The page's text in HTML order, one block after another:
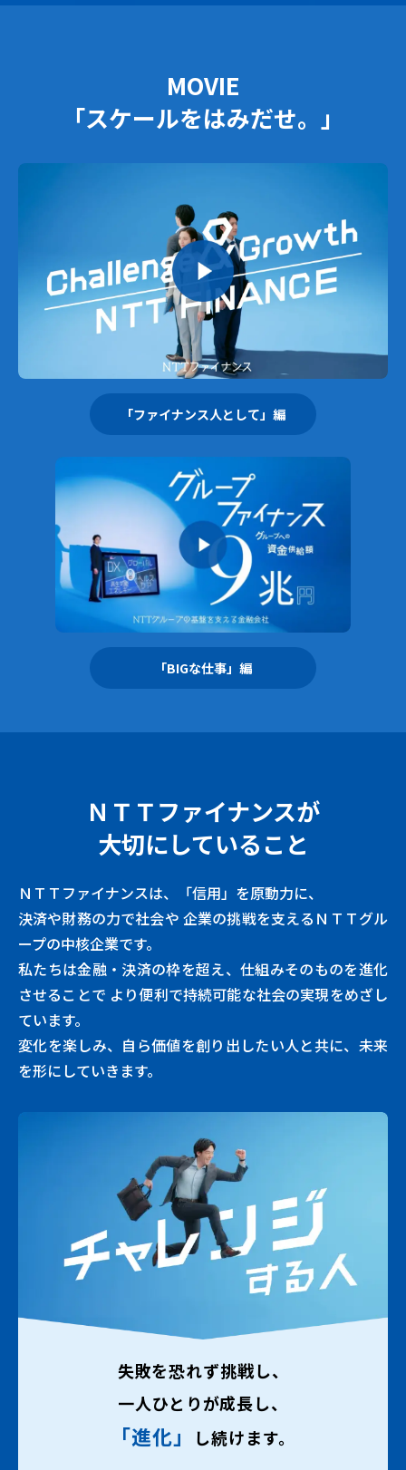
MOVIE
「スケールをはみだせ。」
「ファイナンス人として」編
「BIGな仕事」編
ＮＴＴファイナンスが
大切にしていること
ＮＴＴファイナンスは、「信用」を原動力に、
決済や財務の力で社会や 企業の挑戦を支えるＮＴＴグル
ープの中核企業です。
私たちは金融・決済の枠を超え、仕組みそのものを進化
させることで より便利で持続可能な社会の実現をめざし
ています。
変化を楽しみ、自ら価値を創り出したい人と共に、未来
を形にしていきます。
失敗を恐れず挑戦し、
一人ひとりが成長し、
「進化」 し続けます。